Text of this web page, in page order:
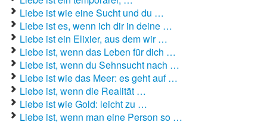
Liebe ist wie eine Sucht und du …
Liebe ist es, wenn ich dir in deine …
Liebe ist ein Elixier, aus dem wir …
Liebe ist, wenn das Leben für dich …
Liebe ist, wenn du Sehnsucht nach …
Liebe ist wie das Meer: es geht auf …
Liebe ist, wenn die Realität …
Liebe ist wie Gold: leicht zu …
Liebe ist, wenn man eine Person so …